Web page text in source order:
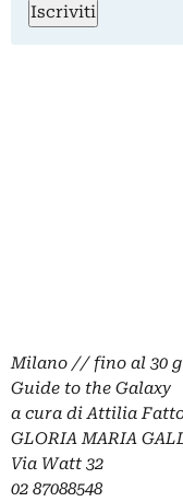
Iscriviti
Milano // fino al 30
Guide to the Galaxy
a cura di Attilia
GLORIA MARIA
Via Watt 32
02 87088548